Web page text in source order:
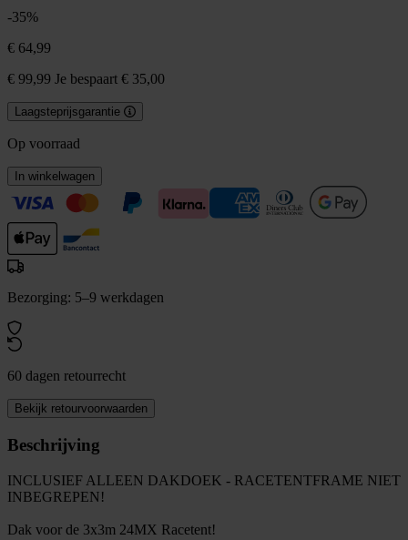
-35%
€ 64,99
€ 99,99 Je bespaart € 35,00
Laagsteprijsgarantie
Op voorraad
In winkelwagen
Bezorging: 5–9 werkdagen
60 dagen retourrecht
Bekijk retourvoorwaarden
Beschrijving
INCLUSIEF ALLEEN DAKDOEK - RACETENTFRAME NIET
INBEGREPEN!
Dak voor de 3x3m 24MX Racetent!